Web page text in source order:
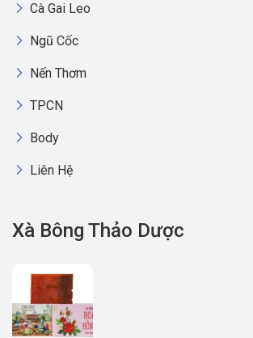
Cà Gai Leo
Ngũ Cốc
Nến Thơm
TPCN
Body
Liên Hệ
Xà Bông Thảo Dược